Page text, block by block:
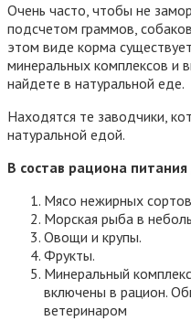
Очень часто, чтобы не
подсчетом граммов,
этом виде корма
минеральных комплексов и
найдете в натуральной еде.
Находятся те заводчики,
натуральной едой.
В состав рациона
Мясо нежирных
Морская рыба в
Овощи и крупы.
Фрукты.
Минеральный
включены в рацион.
ветеринаром